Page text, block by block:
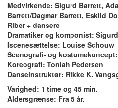
Medvirkende: Sigurd Barrett,
Barrett/Dagmar Barrett, Eskild
Riber + dansere
Dramatiker og komponist:
Iscenesættelse: Louise Schouw
Scenografi- og
Koreografi: Toniah Pedersen
Danseinstruktør: Rikke K.
Varighed: 1 time og 45 min.
Aldersgrænse: Fra 5 år.